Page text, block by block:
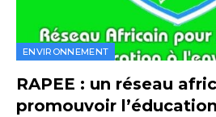
ENVIRONNEMENT
RAPEE : un réseau
promouvoir